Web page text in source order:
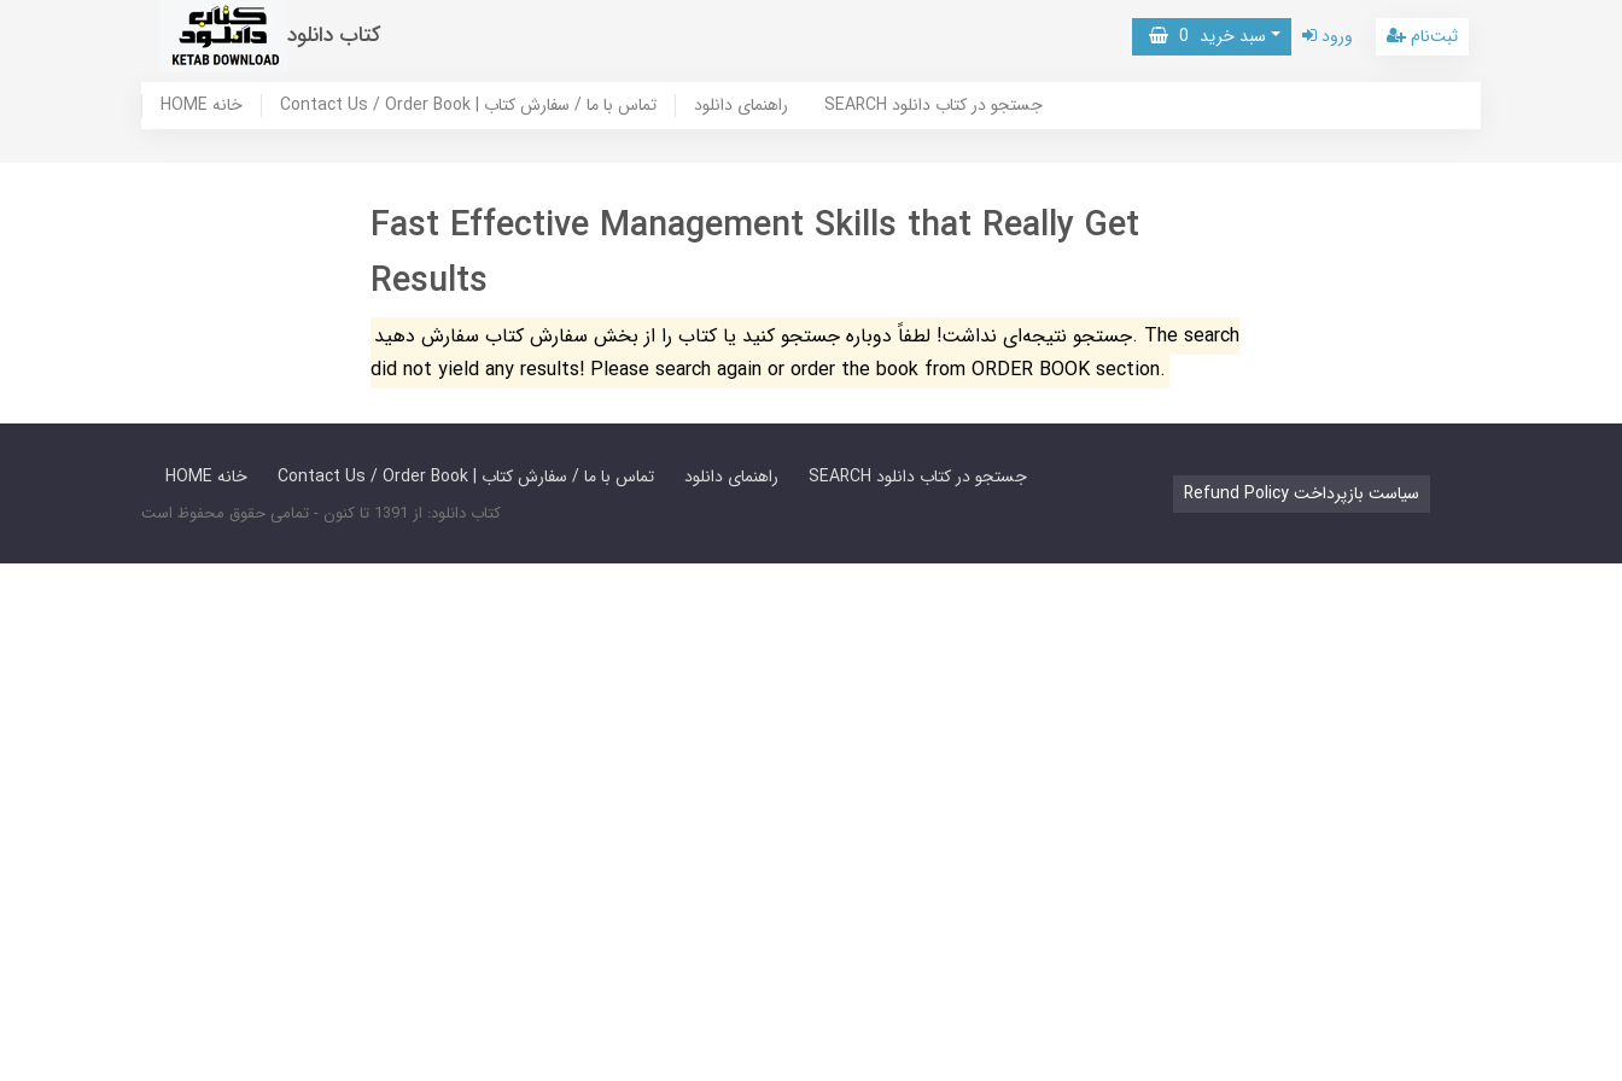
کتاب دانلود سبد خرید 0 ورود ثبت‌نام
HOME خانه Contact Us / Order Book | تماس با ما / سفارش کتاب راهنمای دانلود SEARCH جستجو در کتاب دانلود
Fast Effective Management Skills that Really Get
Results
جستجو نتیجه‌ای نداشت! لطفاً دوباره جستجو کنید یا کتاب را از بخش سفارش کتاب سفارش دهید. The search
did not yield any results! Please search again or order the book from ORDER BOOK section.
HOME خانه Contact Us / Order Book | تماس با ما / سفارش کتاب راهنمای دانلود SEARCH جستجو در کتاب دانلود
کتاب دانلود: از 1391 تا کنون - تمامی حقوق محفوظ است
Refund Policy سیاست بازپرداخت